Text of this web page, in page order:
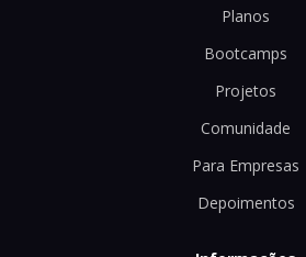
Planos
Bootcamps
Projetos
Comunidade
Para Empresas
Depoimentos